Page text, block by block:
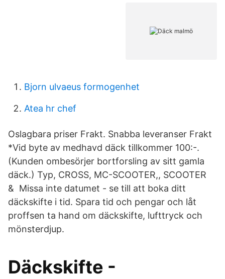
Bjorn ulvaeus formogenhet
Atea hr chef
Oslagbara priser Frakt. Snabba leveranser Frakt
*Vid byte av medhavd däck tillkommer 100:-.
(Kunden ombesörjer bortforsling av sitt gamla
däck.) Typ, CROSS, MC-SCOOTER,, SCOOTER
& Missa inte datumet - se till att boka ditt
däckskifte i tid. Spara tid och pengar och låt
proffsen ta hand om däckskifte, lufttryck och
mönsterdjup.
Däckskifte -